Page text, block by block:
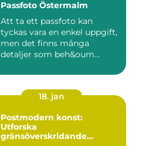
Passfoto Östermalm
Att ta ett passfoto kan
tyckas vara en enkel uppgift,
men det finns många
detaljer som beh&oum...
18. jan
Postmodern konst:
Utforska
gränsöverskridande